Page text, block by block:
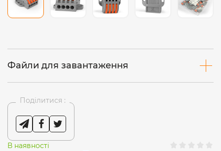
Файли для завантаження
Поділитися :
В наявності